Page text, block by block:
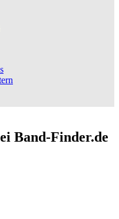
Band-Finder.de